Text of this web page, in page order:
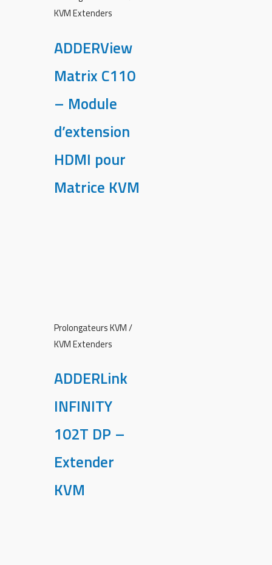
KVM Extenders
ADDERView
Matrix C110
– Module
d’extension
HDMI pour
Matrice KVM
Prolongateurs KVM /
KVM Extenders
ADDERLink
INFINITY
102T DP –
Extender
KVM